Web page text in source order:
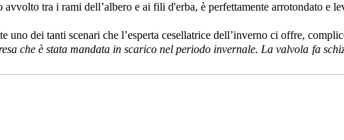
tra i rami dell’albero e ai fili d'erba, è perfettamente arrotondato e
uno dei tanti scenari che l’esperta cesellatrice dell’inverno ci offre,
che è stata mandata in scarico nel periodo invernale. La valvola fa